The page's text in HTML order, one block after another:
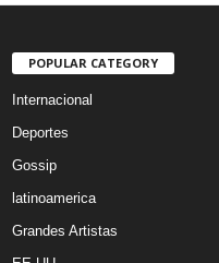
POPULAR CATEGORY
Internacional
Deportes
Gossip
latinoamerica
Grandes Artistas